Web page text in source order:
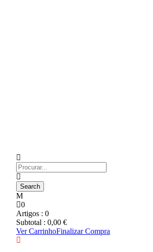
0
Artigos : 0
Subtotal : 0,00 €
Ver CarrinhoFinalizar Compra